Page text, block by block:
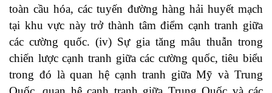
toàn cầu hóa, các tuyến đường hàng hải huyết mạch
tại khu vực này trở thành tâm điểm cạnh tranh giữa
các cường quốc. (iv) Sự gia tăng mâu thuẫn trong
chiến lược cạnh tranh giữa các cường quốc, tiêu biểu
trong đó là quan hệ cạnh tranh giữa Mỹ và Trung